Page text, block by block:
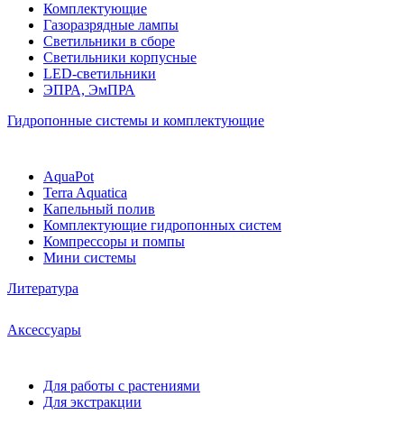
Комплектующие
Газоразрядные лампы
Светильники в сборе
Светильники корпусные
LED-светильники
ЭПРА, ЭмПРА
Гидропонные системы и комплектующие
AquaPot
Terra Aquatica
Капельный полив
Комплектующие гидропонных систем
Компрессоры и помпы
Мини системы
Литература
Аксессуары
Для работы с растениями
Для экстракции